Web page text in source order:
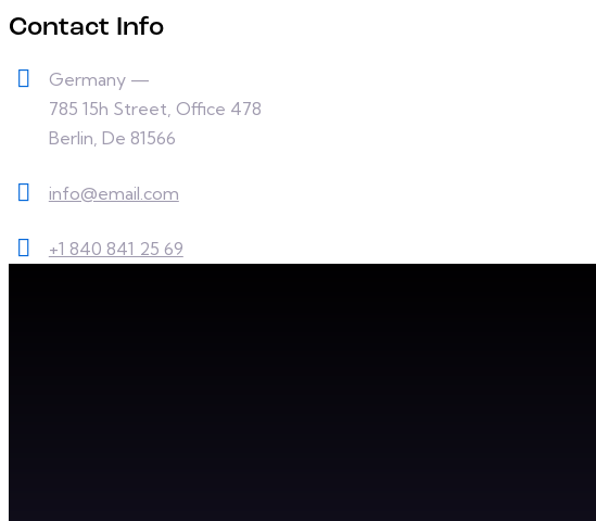
Contact Info
Germany —
785 15h Street, Office 478
Berlin, De 81566
info@email.com
+1 840 841 25 69